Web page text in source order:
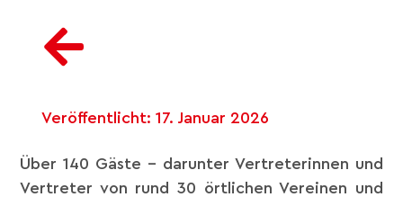
Veröffentlicht: 17. Januar 2026
Über 140 Gäste – darunter Vertreterinnen und
Vertreter von rund 30 örtlichen Vereinen und